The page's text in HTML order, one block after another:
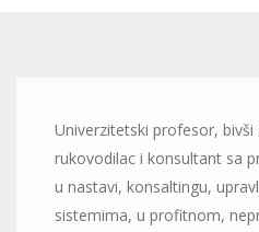
Univerzitetski profesor,
rukovodilac i konsultant sa
u nastavi, konsaltingu,
sistemima, u profitnom,